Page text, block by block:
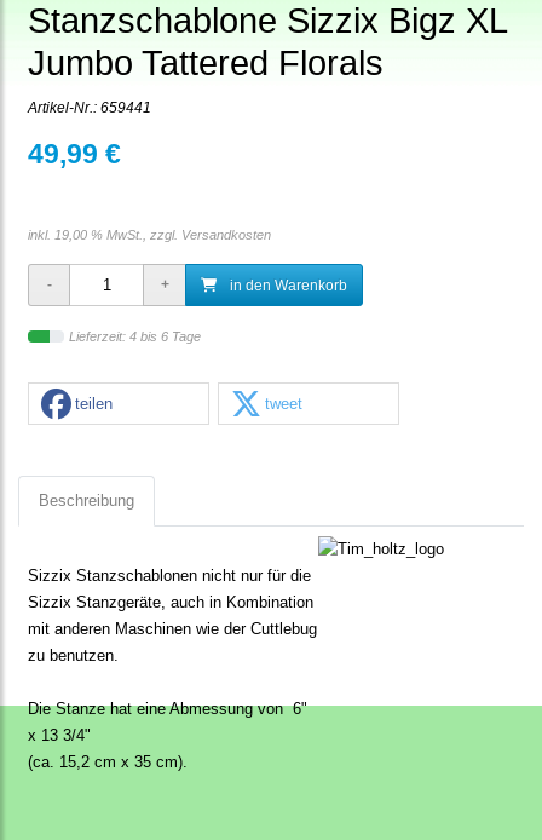
Stanzschablone Sizzix Bigz XL
Jumbo Tattered Florals
Artikel-Nr.: 659441
49,99 €
inkl. 19,00 % MwSt., zzgl. Versandkosten
in den Warenkorb
Lieferzeit: 4 bis 6 Tage
teilen tweet
Beschreibung
Sizzix Stanzschablonen nicht nur für die
Sizzix Stanzgeräte, auch in Kombination
mit anderen Maschinen wie der Cuttlebug
zu benutzen.
Die Stanze hat eine Abmessung von 6"
x 13 3/4"
(ca. 15,2 cm x 35 cm).